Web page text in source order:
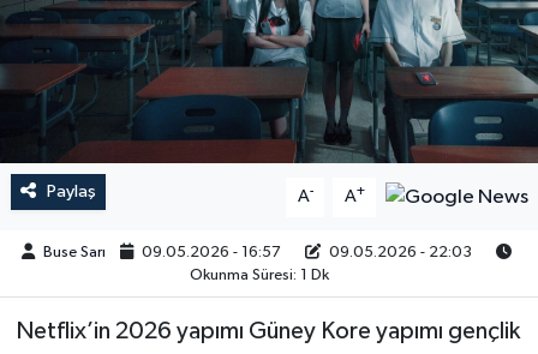
Paylaş A- A+
Buse Sarı 09.05.2026 - 16:57
09.05.2026 - 22:03
Okunma Süresi: 1 Dk
Netflix’in 2026 yapımı Güney Kore yapımı gençlik